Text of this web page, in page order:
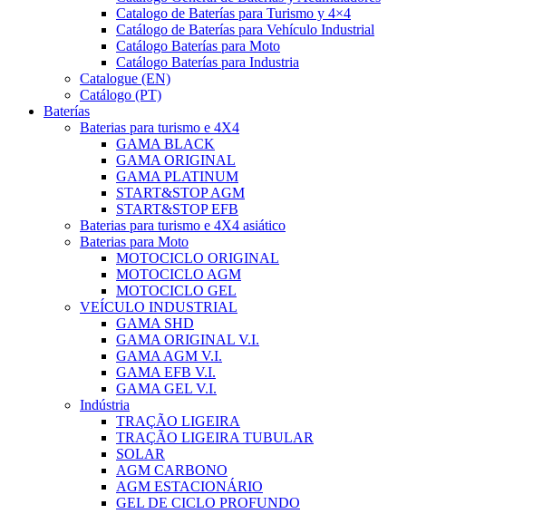
Catalogo de Baterías para Turismo y 4×4
Catálogo de Baterías para Vehículo Industrial
Catálogo Baterías para Moto
Catálogo Baterías para Industria
Catalogue (EN)
Catálogo (PT)
Baterías
Baterias para turismo e 4X4
GAMA BLACK
GAMA ORIGINAL
GAMA PLATINUM
START&STOP AGM
START&STOP EFB
Baterias para turismo e 4X4 asiático
Baterias para Moto
MOTOCICLO ORIGINAL
MOTOCICLO AGM
MOTOCICLO GEL
VEÍCULO INDUSTRIAL
GAMA SHD
GAMA ORIGINAL V.I.
GAMA AGM V.I.
GAMA EFB V.I.
GAMA GEL V.I.
Indústria
TRAÇÃO LIGEIRA
TRAÇÃO LIGEIRA TUBULAR
SOLAR
AGM CARBONO
AGM ESTACIONÁRIO
GEL DE CICLO PROFUNDO